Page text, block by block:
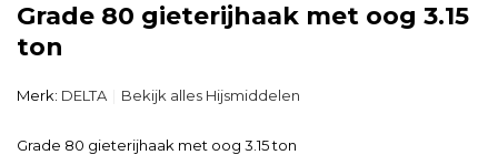
Grade 80 gieterijhaak met oog 3.15
ton
Merk: DELTA Bekijk alles Hijsmiddelen
Grade 80 gieterijhaak met oog 3.15 ton